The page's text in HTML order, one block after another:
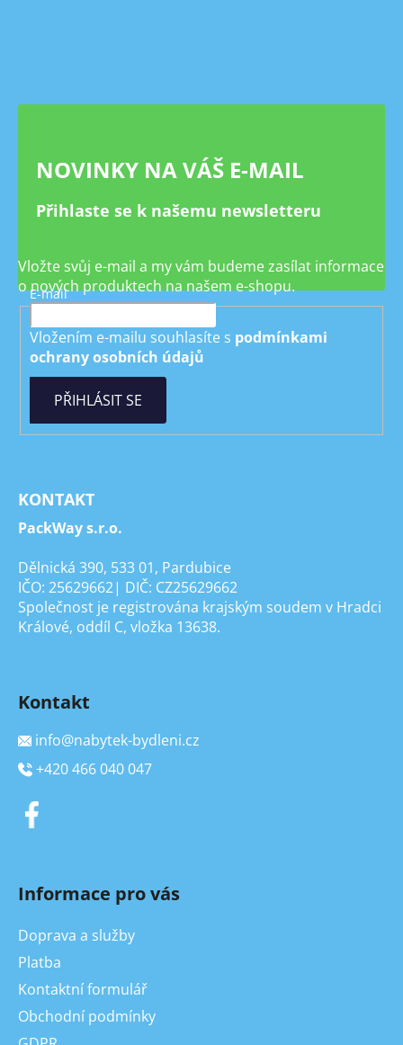
NOVINKY NA VÁŠ E-MAIL
Přihlaste se k našemu newsletteru
Vložte svůj e-mail a my vám budeme zasílat informace
o nových produktech na našem e-shopu.
E-mail
Vložením e-mailu souhlasíte s podmínkami
ochrany osobních údajů
PŘIHLÁSIT SE
KONTAKT
PackWay s.r.o.
Dělnická 390, 533 01, Pardubice
IČO: 25629662| DIČ: CZ25629662
Společnost je registrována krajským soudem v Hradci
Králové, oddíl C, vložka 13638.
Kontakt
info@nabytek-bydleni.cz
+420 466 040 047
Informace pro vás
Doprava a služby
Platba
Kontaktní formulář
Obchodní podmínky